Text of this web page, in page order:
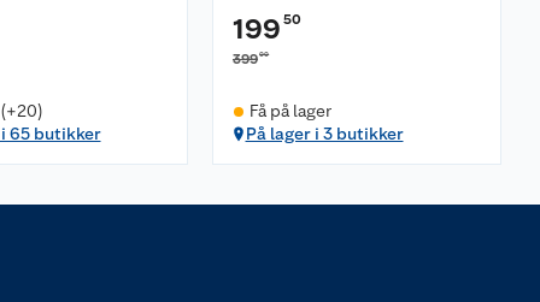
i 65 butikker
199 50
39900
Få på lager
På lager i 3 butikker